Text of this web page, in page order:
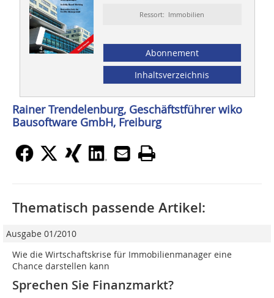
Ressort: Immobilien
Abonnement
Inhaltsverzeichnis
Rainer Trendelenburg, Geschäftstführer wiko
Bausoftware GmbH, Freiburg
Thematisch passende Artikel:
Ausgabe 01/2010
Wie die Wirtschaftskrise für Immobilienmanager eine
Chance darstellen kann
Sprechen Sie Finanzmarkt?